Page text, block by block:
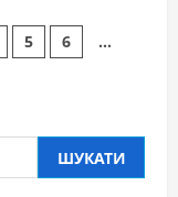
5 6
…